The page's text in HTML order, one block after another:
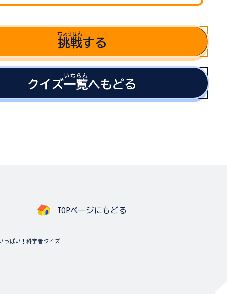
挑戦
ちょうせん
する
クイズ一覧
いちらん
へもどる
TOPページにもどる
っぱい！科学者クイズ